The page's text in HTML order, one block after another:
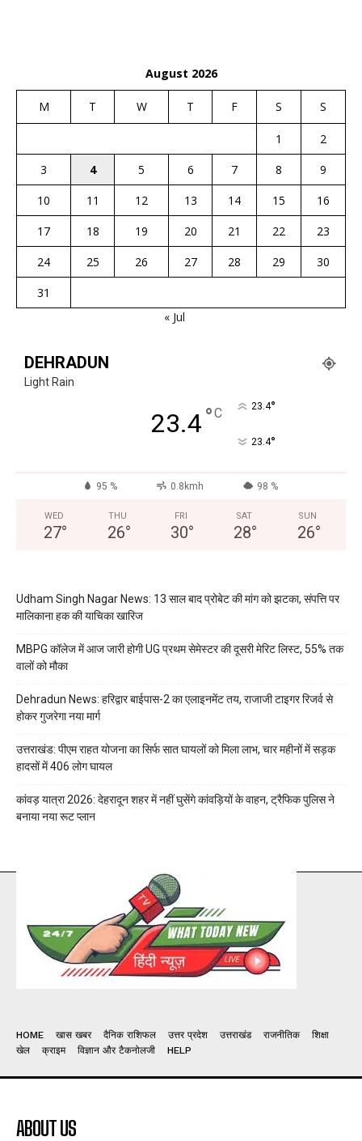
August 2026
M T W T F S S
1
2
3
4 5 6 7 8
9
10
11 12 13 14 15
16
17
18 19 20 21 22
23
24
25 26 27 28 29
30
31
« Jul
DEHRADUN
Light Rain
23.4°C 23.4°
23.4°
95 % 0.8kmh 98 %
WED
27°
THU
26°
FRI
30°
SAT
28°
SUN
26°
Udham Singh Nagar News: 13 साल बाद प्रोबेट की मांग को झटका, संपत्ति पर
मालिकाना हक की याचिका खारिज
MBPG कॉलेज में आज जारी होगी UG प्रथम सेमेस्टर की दूसरी मेरिट लिस्ट, 55% तक
वालों को मौका
Dehradun News: हरिद्वार बाईपास-2 का एलाइनमेंट तय, राजाजी टाइगर रिजर्व से
होकर गुजरेगा नया मार्ग
उत्तराखंड: पीएम राहत योजना का सिर्फ सात घायलों को मिला लाभ, चार महीनों में सड़क
हादसों में 406 लोग घायल
कांवड़ यात्रा 2026: देहरादून शहर में नहीं घुसेंगे कांवड़ियों के वाहन, ट्रैफिक पुलिस ने
बनाया नया रूट प्लान
HOME खास खबर दैनिक राशिफल उत्तर प्रदेश उत्तराखंड राजनीतिक
शिक्षा
खेल
क्राइम विज्ञान और टैकनोलजी HELP
ABOUT US